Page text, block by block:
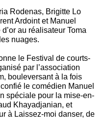
Rodenas, Brigitte Lo
Ardoint et Manuel
au réalisateur Toma
nuages.
le Festival de courts-
par l’association
bouleversant à la fois
le comédien Manuel
spéciale pour la mise-en-
Khayadjanian, et
à Laissez-moi danser, de